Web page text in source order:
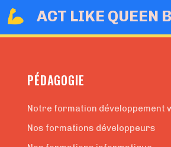
ACT LIKE QUEEN
PÉDAGOGIE
Notre formation développement
Nos formations développeurs